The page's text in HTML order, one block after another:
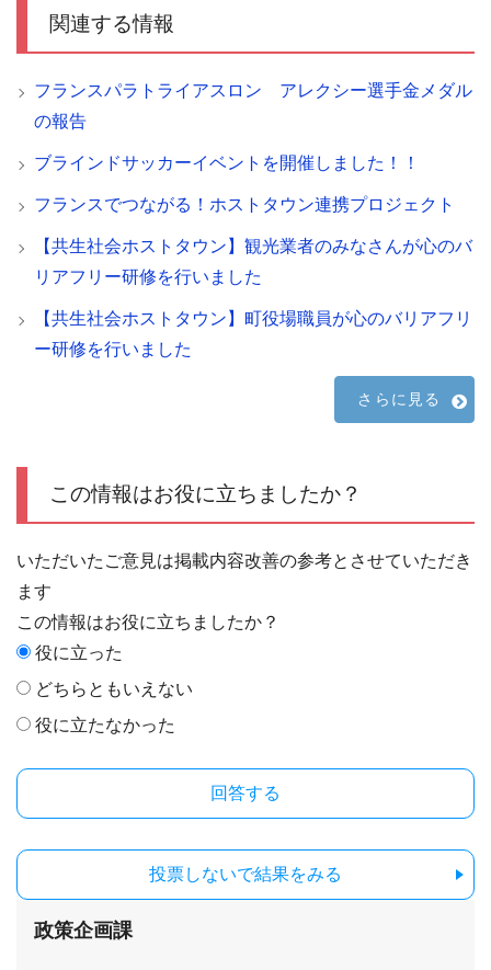
関連する情報
フランスパラトライアスロン アレクシー選手金メダル
の報告
ブラインドサッカーイベントを開催しました！！
フランスでつながる！ホストタウン連携プロジェクト
【共生社会ホストタウン】観光業者のみなさんが心のバ
リアフリー研修を行いました
【共生社会ホストタウン】町役場職員が心のバリアフリ
ー研修を行いました
さらに見る
この情報はお役に立ちましたか？
いただいたご意見は掲載内容改善の参考とさせていただき
ます
この情報はお役に立ちましたか？
役に立った
どちらともいえない
役に立たなかった
投票しないで結果をみる
政策企画課